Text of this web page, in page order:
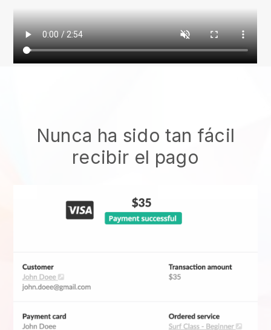
Nunca ha sido tan fácil
recibir el pago